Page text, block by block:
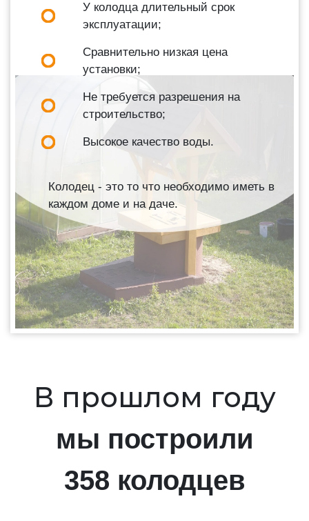
У колодца длительный срок
эксплуатации;
Сравнительно низкая цена
установки;
Не требуется разрешения на
строительство;
Высокое качество воды.
Колодец - это то что необходимо иметь в
каждом доме и на даче.
В прошлом году
мы построили
358 колодцев